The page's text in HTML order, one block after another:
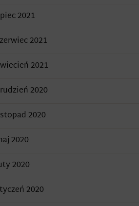
2021
2021
2021
2020
2020
2020
2020
2020